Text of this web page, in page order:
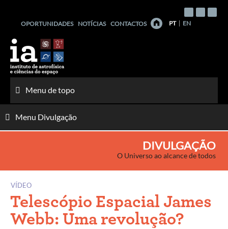
conteúdo
OPORTUNIDADES NOTÍCIAS CONTACTOS PT EN
Menu de topo
Menu Divulgação
DIVULGAÇÃO
O Universo ao alcance de todos
VÍDEO
Telescópio Espacial James
Webb: Uma revolução?